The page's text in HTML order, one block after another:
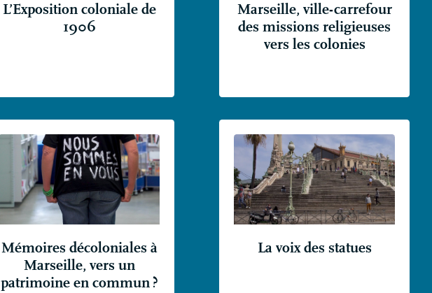
L’Exposition coloniale de
1906
Marseille, ville-carrefour
des missions religieuses
vers les colonies
Mémoires décoloniales à
Marseille, vers un
patrimoine en commun?
La voix des statues